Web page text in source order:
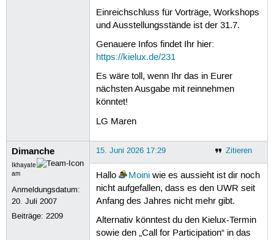
Einreichschluss für Vorträge, Workshops
und Ausstellungsstände ist der 31.7.
Genauere Infos findet Ihr hier:
https://kielux.de/231
Es wäre toll, wenn Ihr das in Eurer
nächsten Ausgabe mit reinnehmen
könntet!
LG Maren
Dimanche
Ikhayate
am
Anmeldungsdatum:
20. Juli 2007
Beiträge:2209
Zitieren
15. Juni 2026 17:29
Hallo Moiniwie es aussieht ist dir noch
nicht aufgefallen, dass es den UWR seit
Anfang des Jahres nicht mehr gibt.
Alternativ könntest du den Kielux-Termin
sowie den „Call for Participation“ in das